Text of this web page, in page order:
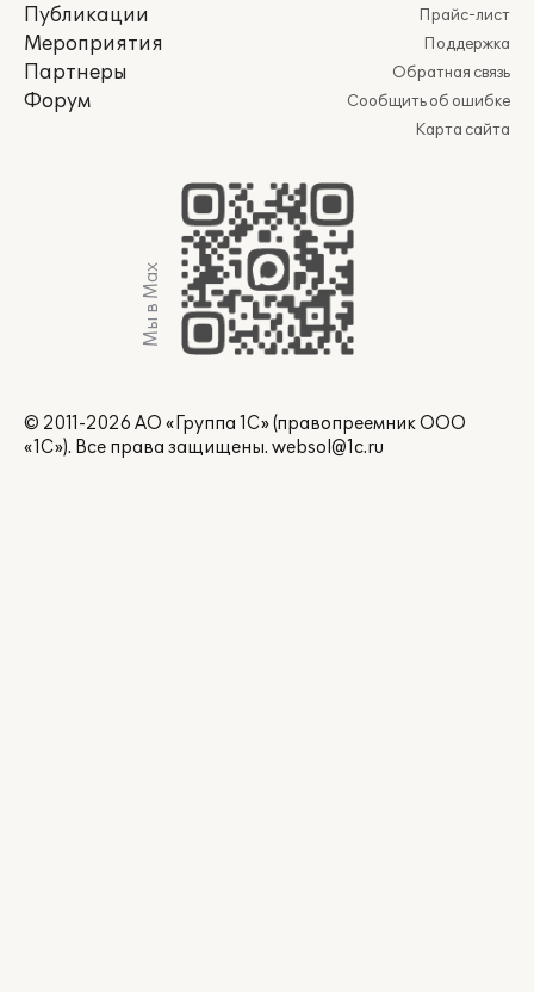
Публикации
Мероприятия
Партнеры
Форум
Прайс-лист
Поддержка
Обратная связь
Сообщить об ошибке
Карта сайта
Мы в Max
© 2011-2026 АО «Группа 1С» (правопреемник ООО
«1С»). Все права защищены. websol@1c.ru